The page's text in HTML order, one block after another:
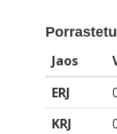
Jaos
ERJ
KRJ